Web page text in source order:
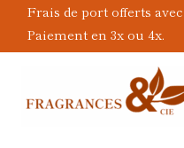
Aller
contenu
Frais de port offerts
Paiement en 3x ou 4x.